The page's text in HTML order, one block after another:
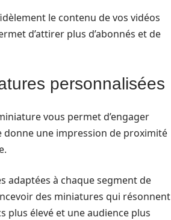
le contenu de vos vidéos
d’attirer plus d’abonnés et de
personnalisées
vous permet d’engager
donne une impression de proximité
adaptées à chaque segment de
des miniatures qui résonnent
plus élevé et une audience plus